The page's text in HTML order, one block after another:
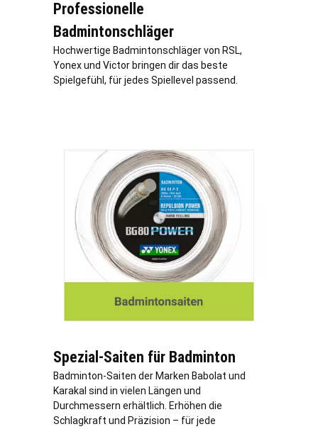
Professionelle
Badmintonschläger
Hochwertige Badmintonschläger von RSL,
Yonex und Victor bringen dir das beste
Spielgefühl, für jedes Spiellevel passend.
Spezial-Saiten für Badminton
Badminton-Saiten der Marken Babolat und
Karakal sind in vielen Längen und
Durchmessern erhältlich. Erhöhen die
Schlagkraft und Präzision – für jede